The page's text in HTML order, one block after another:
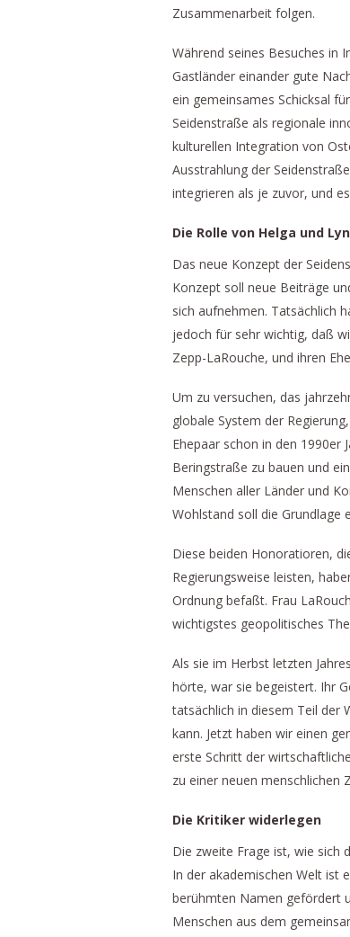
Zusammenarbeit folgen.
Während seines Besuches in
Gastländer einander gute
ein gemeinsames Schicksal
Seidenstraße als regionale
kulturellen Integration von
Ausstrahlung der
integrieren als je zuvor, und
Die Rolle von Helga und
Das neue Konzept der
Konzept soll neue Beiträge
sich aufnehmen. Tatsächlich
jedoch für sehr wichtig, daß
Zepp-LaRouche, und ihren
Um zu versuchen, das
globale System der
Ehepaar schon in den 1990er
Beringstraße zu bauen und
Menschen aller Länder und
Wohlstand soll die Grundlage
Diese beiden Honoratioren,
Regierungsweise leisten,
Ordnung befaßt. Frau
wichtigstes geopolitisches
Als sie im Herbst letzten
hörte, war sie begeistert. Ihr
tatsächlich in diesem Teil der
kann. Jetzt haben wir einen
erste Schritt der
zu einer neuen menschlichen
Die Kritiker widerlegen
Die zweite Frage ist, wie sich
In der akademischen Welt ist
berühmten Namen gefördert
Menschen aus dem